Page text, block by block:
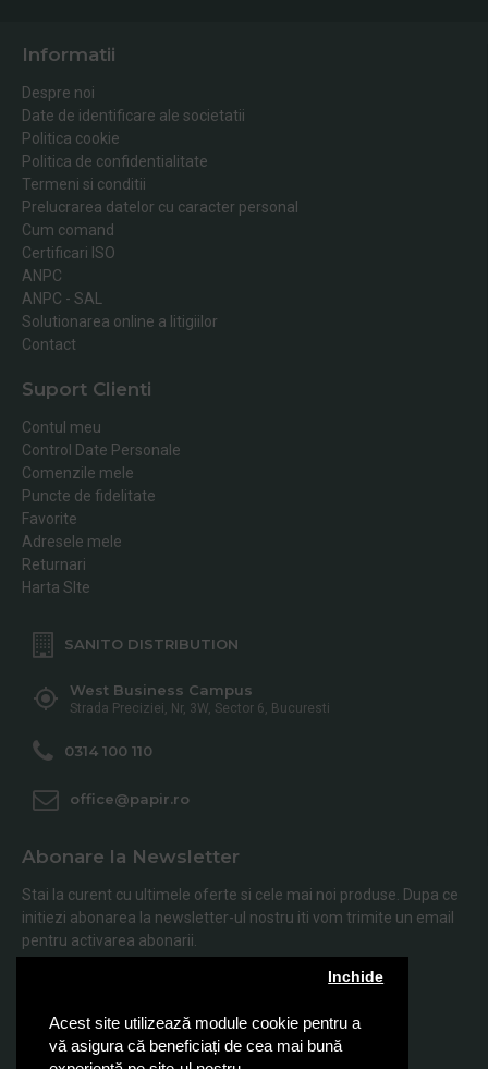
Acest site utilizează module cookie pentru a
vă asigura că beneficiați de cea mai bună
Inchide
Informatii
Despre noi
Date de identificare ale societatii
Politica cookie
Politica de confidentialitate
Termeni si conditii
Prelucrarea datelor cu caracter personal
Cum comand
Certificari ISO
ANPC
ANPC - SAL
Solutionarea online a litigiilor
Contact
Suport Clienti
Contul meu
Control Date Personale
Comenzile mele
Puncte de fidelitate
Favorite
Adresele mele
Returnari
Harta SIte
SANITO DISTRIBUTION
West Business Campus
Strada Preciziei, Nr, 3W, Sector 6, Bucuresti
0314 100 110
office@papir.ro
Abonare la Newsletter
Stai la curent cu ultimele oferte si cele mai noi produse. Dupa ce
initiezi abonarea la newsletter-ul nostru iti vom trimite un email
pentru activarea abonarii.
Abonare
Am citit şi sunt de acord cu Politica de Confidentialitate